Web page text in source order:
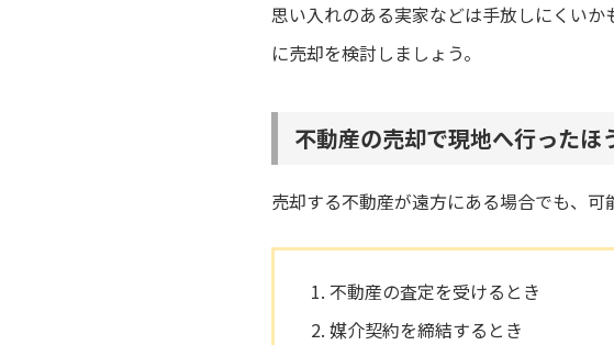
思い入れのある実家などは手放しにくい
に売却を検討しましょう。
不動産の売却で現地へ行ったほ
売却する不動産が遠方にある場合でも、
不動産の査定を受けるとき
媒介契約を締結するとき